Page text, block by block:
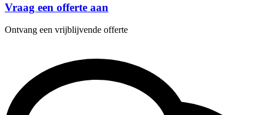
Vraag een offerte aan
Ontvang een vrijblijvende offerte